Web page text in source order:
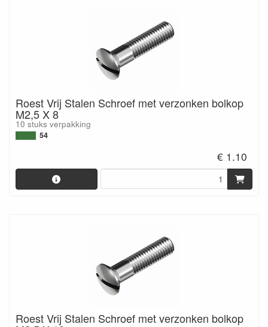
Roest Vrij Stalen Schroef met verzonken bolkop
M2,5 X 8
10 stuks verpakking
54
€ 1.10
Roest Vrij Stalen Schroef met verzonken bolkop